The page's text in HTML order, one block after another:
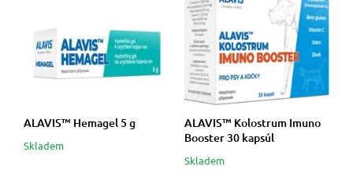
ALAVIS™ Hemagel 5 g
Skladem
ALAVIS™ Kolostrum Imuno
Booster 30 kapsúl
Skladem